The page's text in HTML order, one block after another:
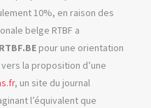
10%, en raison des
belge RTBF a
RTBF.BE pour une orientation
la proposition d’une
, un site du journal
l’équivalent que